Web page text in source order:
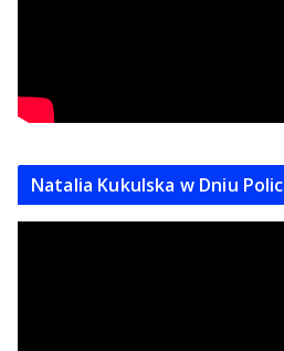
Natalia Kukulska w Dniu Polic